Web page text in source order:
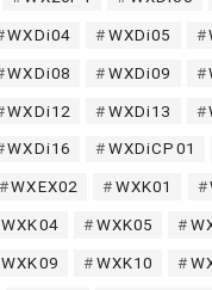
WXDi04 WXDi05
WXDi08 WXDi09
WXDi12 WXDi13
WXDi16 WXDiCP01
WXEX02 WXK01
WXK04 WXK05
WXK09 WXK10